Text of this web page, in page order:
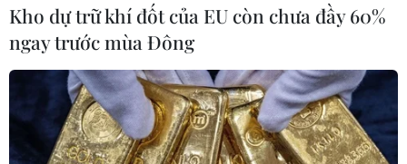
nước sạch để nâng cao nhận thức, thay đổi thái độ,
hành vi của người dân nông thôn.
Kho dự trữ khí đốt của EU còn chưa đầy 60%
ngay trước mùa Đông